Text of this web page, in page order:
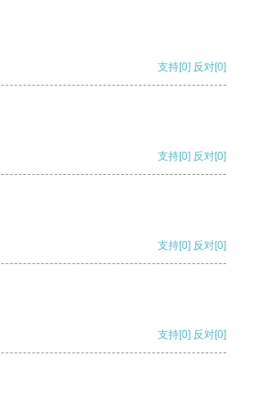
支持[0] 反对[0]
支持[0] 反对[0]
支持[0] 反对[0]
支持[0] 反对[0]